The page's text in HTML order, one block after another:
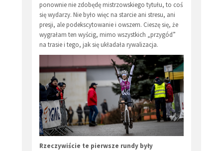
ponownie nie zdobędę mistrzowskiego tytułu, to coś
się wydarzy. Nie było więc na starcie ani stresu, ani
presji, ale podekscytowanie i owszem. Cieszę się, że
wygrałam ten wyścig, mimo wszystkich „przygód”
na trasie i tego, jak się układała rywalizacja.
Rzeczywiście te pierwsze rundy były